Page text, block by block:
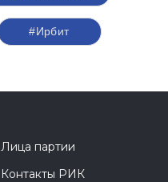
#Ирбит
Лица партии
Контакты РИК